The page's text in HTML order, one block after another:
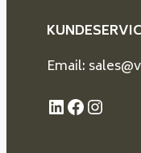
Email:
LinkedIn
Facebook